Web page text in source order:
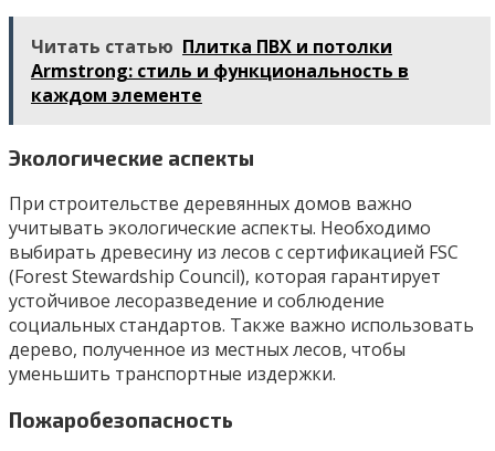
Читать статью Плитка ПВХ и потолки
Armstrong: стиль и функциональность в
каждом элементе
Экологические аспекты
При строительстве деревянных домов важно
учитывать экологические аспекты. Необходимо
выбирать древесину из лесов с сертификацией FSC
(Forest Stewardship Council), которая гарантирует
устойчивое лесоразведение и соблюдение
социальных стандартов. Также важно использовать
дерево, полученное из местных лесов, чтобы
уменьшить транспортные издержки.
Пожаробезопасность